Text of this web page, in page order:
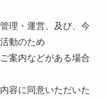
理・運営、及び、今
動のため
案内などがある場合
容に同意いただいた